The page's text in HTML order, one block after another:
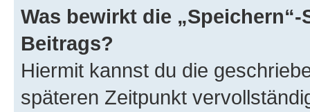
Was bewirkt die
Beitrags?
Hiermit kannst du die
späteren Zeitpunkt